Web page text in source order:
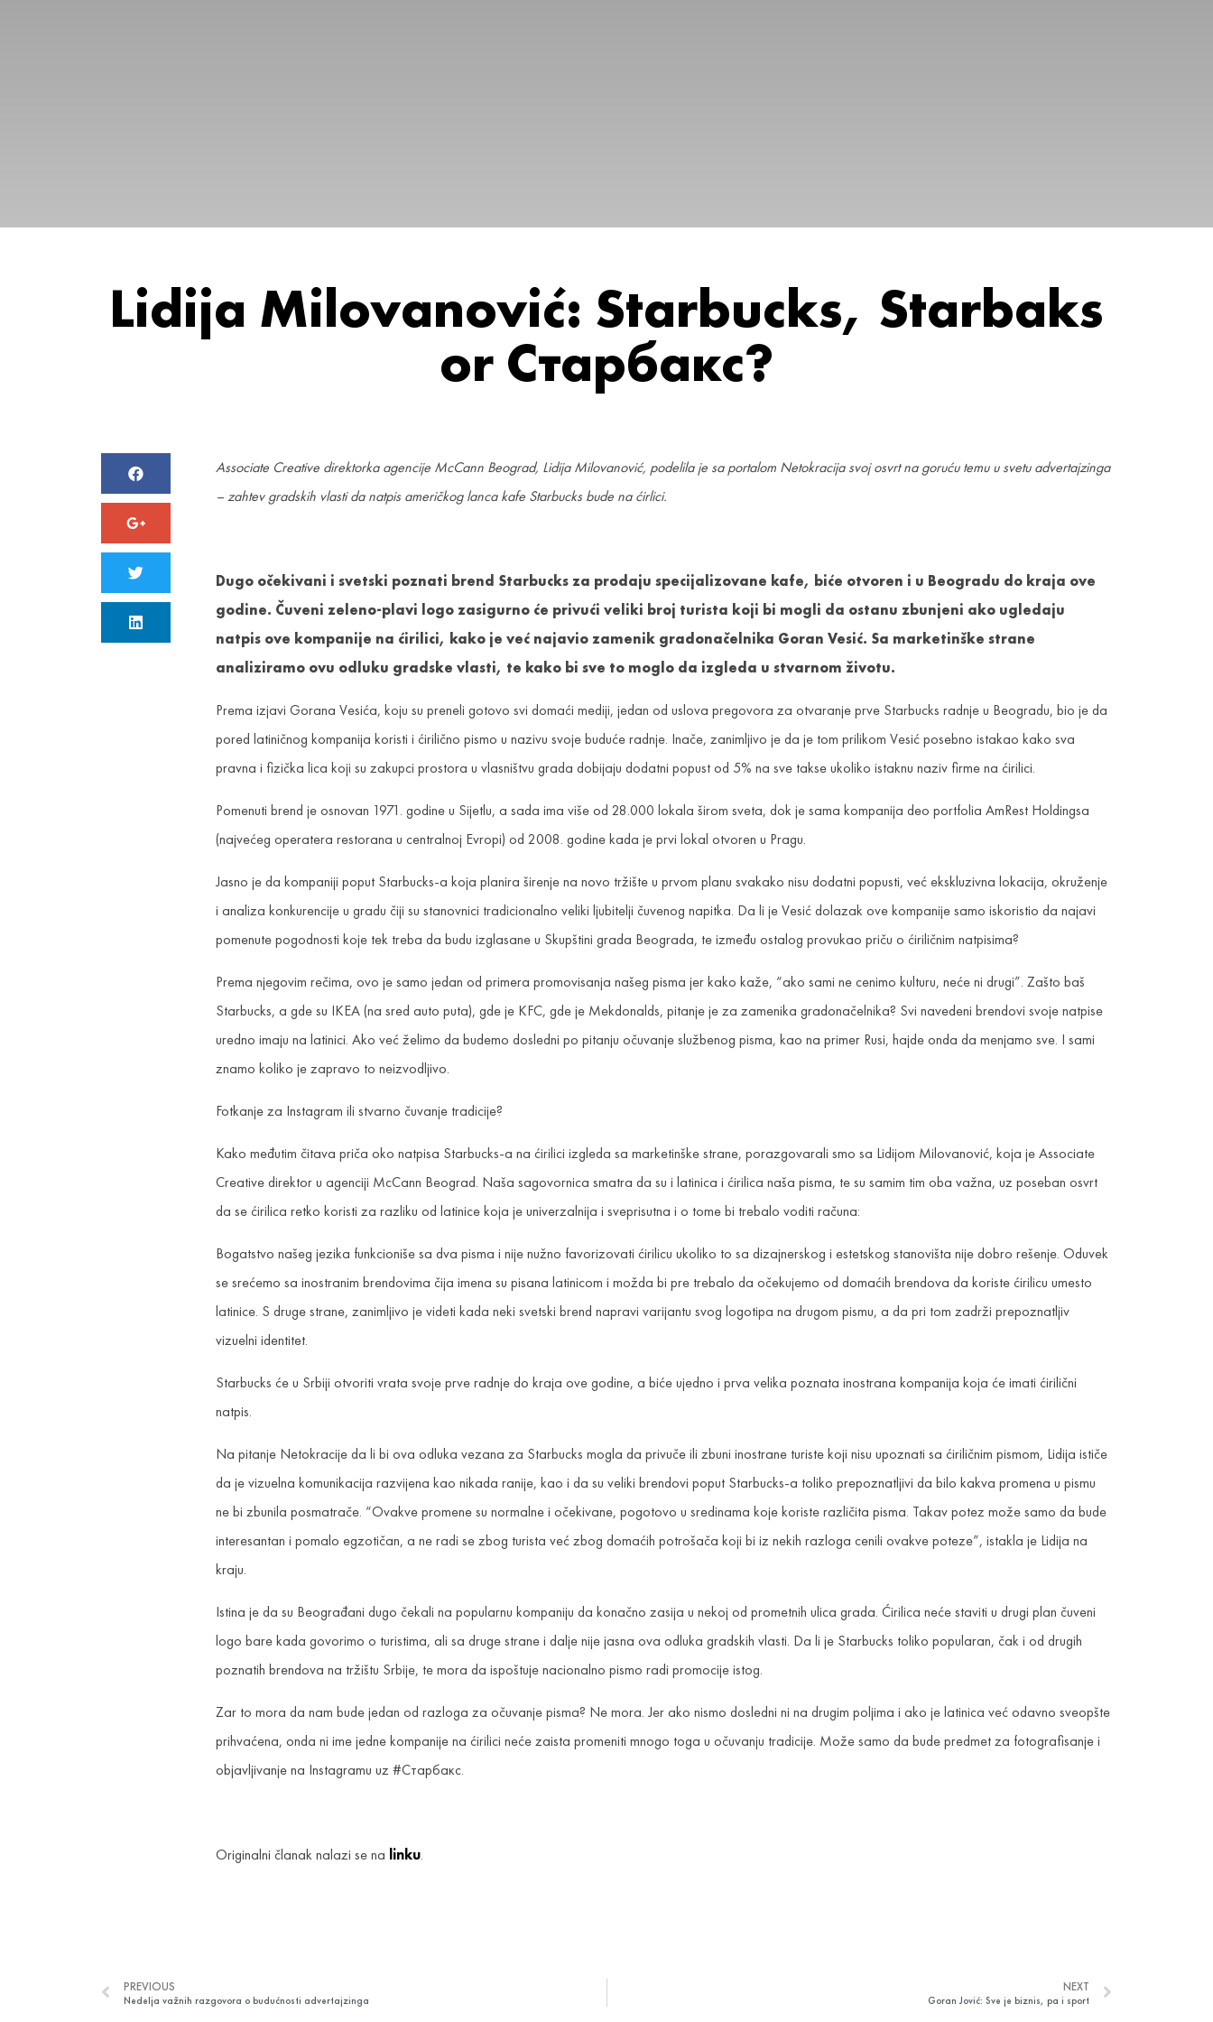
Lidija Milovanović: Starbucks, Starbaks
or Старбакс?
Associate Creative direktorka agencije McCann Beograd, Lidija Milovanović, podelila je sa portalom Netokracija svoj osvrt na goruću temu u svetu advertajzinga
– zahtev gradskih vlasti da natpis američkog lanca kafe Starbucks bude na ćirlici.
Dugo očekivani i svetski poznati brend Starbucks za prodaju specijalizovane kafe, biće otvoren i u Beogradu do kraja ove
godine. Čuveni zeleno-plavi logo zasigurno će privući veliki broj turista koji bi mogli da ostanu zbunjeni ako ugledaju
natpis ove kompanije na ćirilici, kako je već najavio zamenik gradonačelnika Goran Vesić. Sa marketinške strane
analiziramo ovu odluku gradske vlasti, te kako bi sve to moglo da izgleda u stvarnom životu.
Prema izjavi Gorana Vesića, koju su preneli gotovo svi domaći mediji, jedan od uslova pregovora za otvaranje prve Starbucks radnje u Beogradu, bio je da
pored latiničnog kompanija koristi i ćirilično pismo u nazivu svoje buduće radnje. Inače, zanimljivo je da je tom prilikom Vesić posebno istakao kako sva
pravna i fizička lica koji su zakupci prostora u vlasništvu grada dobijaju dodatni popust od 5% na sve takse ukoliko istaknu naziv firme na ćirilici.
Pomenuti brend je osnovan 1971. godine u Sijetlu, a sada ima više od 28.000 lokala širom sveta, dok je sama kompanija deo portfolia AmRest Holdingsa
(najvećeg operatera restorana u centralnoj Evropi) od 2008. godine kada je prvi lokal otvoren u Pragu.
Jasno je da kompaniji poput Starbucks-a koja planira širenje na novo tržište u prvom planu svakako nisu dodatni popusti, već ekskluzivna lokacija, okruženje
i analiza konkurencije u gradu čiji su stanovnici tradicionalno veliki ljubitelji čuvenog napitka. Da li je Vesić dolazak ove kompanije samo iskoristio da najavi
pomenute pogodnosti koje tek treba da budu izglasane u Skupštini grada Beograda, te između ostalog provukao priču o ćiriličnim natpisima?
Prema njegovim rečima, ovo je samo jedan od primera promovisanja našeg pisma jer kako kaže, “ako sami ne cenimo kulturu, neće ni drugi”. Zašto baš
Starbucks, a gde su IKEA (na sred auto puta), gde je KFC, gde je Mekdonalds, pitanje je za zamenika gradonačelnika? Svi navedeni brendovi svoje natpise
uredno imaju na latinici. Ako već želimo da budemo dosledni po pitanju očuvanje službenog pisma, kao na primer Rusi, hajde onda da menjamo sve. I sami
znamo koliko je zapravo to neizvodljivo.
Fotkanje za Instagram ili stvarno čuvanje tradicije?
Kako međutim čitava priča oko natpisa Starbucks-a na ćirilici izgleda sa marketinške strane, porazgovarali smo sa Lidijom Milovanović, koja je Associate
Creative direktor u agenciji McCann Beograd. Naša sagovornica smatra da su i latinica i ćirilica naša pisma, te su samim tim oba važna, uz poseban osvrt
da se ćirilica retko koristi za razliku od latinice koja je univerzalnija i sveprisutna i o tome bi trebalo voditi računa:
Bogatstvo našeg jezika funkcioniše sa dva pisma i nije nužno favorizovati ćirilicu ukoliko to sa dizajnerskog i estetskog stanovišta nije dobro rešenje. Oduvek
se srećemo sa inostranim brendovima čija imena su pisana latinicom i možda bi pre trebalo da očekujemo od domaćih brendova da koriste ćirilicu umesto
latinice. S druge strane, zanimljivo je videti kada neki svetski brend napravi varijantu svog logotipa na drugom pismu, a da pri tom zadrži prepoznatljiv
vizuelni identitet.
Starbucks će u Srbiji otvoriti vrata svoje prve radnje do kraja ove godine, a biće ujedno i prva velika poznata inostrana kompanija koja će imati ćirilični
natpis.
Na pitanje Netokracije da li bi ova odluka vezana za Starbucks mogla da privuče ili zbuni inostrane turiste koji nisu upoznati sa ćiriličnim pismom, Lidija ističe
da je vizuelna komunikacija razvijena kao nikada ranije, kao i da su veliki brendovi poput Starbucks-a toliko prepoznatljivi da bilo kakva promena u pismu
ne bi zbunila posmatrače. “Ovakve promene su normalne i očekivane, pogotovo u sredinama koje koriste različita pisma. Takav potez može samo da bude
interesantan i pomalo egzotičan, a ne radi se zbog turista već zbog domaćih potrošača koji bi iz nekih razloga cenili ovakve poteze”, istakla je Lidija na
kraju.
Istina je da su Beograđani dugo čekali na popularnu kompaniju da konačno zasija u nekoj od prometnih ulica grada. Ćirilica neće staviti u drugi plan čuveni
logo bare kada govorimo o turistima, ali sa druge strane i dalje nije jasna ova odluka gradskih vlasti. Da li je Starbucks toliko popularan, čak i od drugih
poznatih brendova na tržištu Srbije, te mora da ispoštuje nacionalno pismo radi promocije istog.
Zar to mora da nam bude jedan od razloga za očuvanje pisma? Ne mora. Jer ako nismo dosledni ni na drugim poljima i ako je latinica već odavno sveopšte
prihvaćena, onda ni ime jedne kompanije na ćirilici neće zaista promeniti mnogo toga u očuvanju tradicije. Može samo da bude predmet za fotografisanje i
objavljivanje na Instagramu uz #Старбакс.
Originalni članak nalazi se na linku.
PREVIOUS
Nedelja važnih razgovora o budućnosti advertajzinga
NEXT
Goran Jović: Sve je biznis, pa i sport